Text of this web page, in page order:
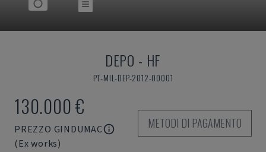
DEPO - HF
PT-MIL-DEP-2012-00001
130.000 €
PREZZO GINDUMAC
(Ex works)
METODI DI PAGAMENTO